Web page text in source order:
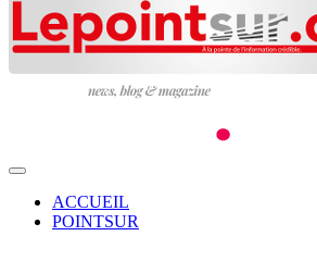
ACCUEIL
POINTSUR